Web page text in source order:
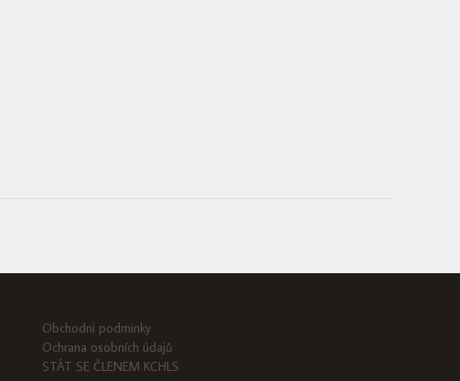
Obchodni podminky
Ochrana osobních údajů
STÁT SE ČLENEM KCHLS